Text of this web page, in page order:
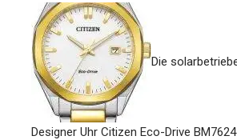
Die
Designer Uhr Citizen Eco-Drive